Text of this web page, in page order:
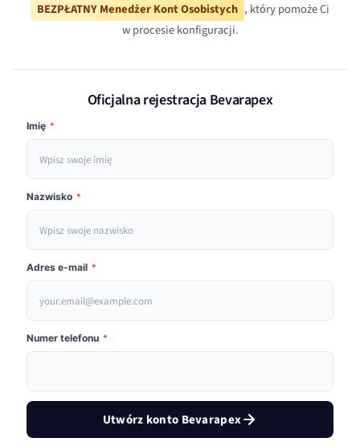
BEZPŁATNY Menedżer Kont Osobistych , który pomoże Ci
w procesie konfiguracji.
Oficjalna rejestracja Bevarapex
Imię *
Nazwisko *
Adres e-mail *
Numer telefonu *
Utwórz konto Bevarapex